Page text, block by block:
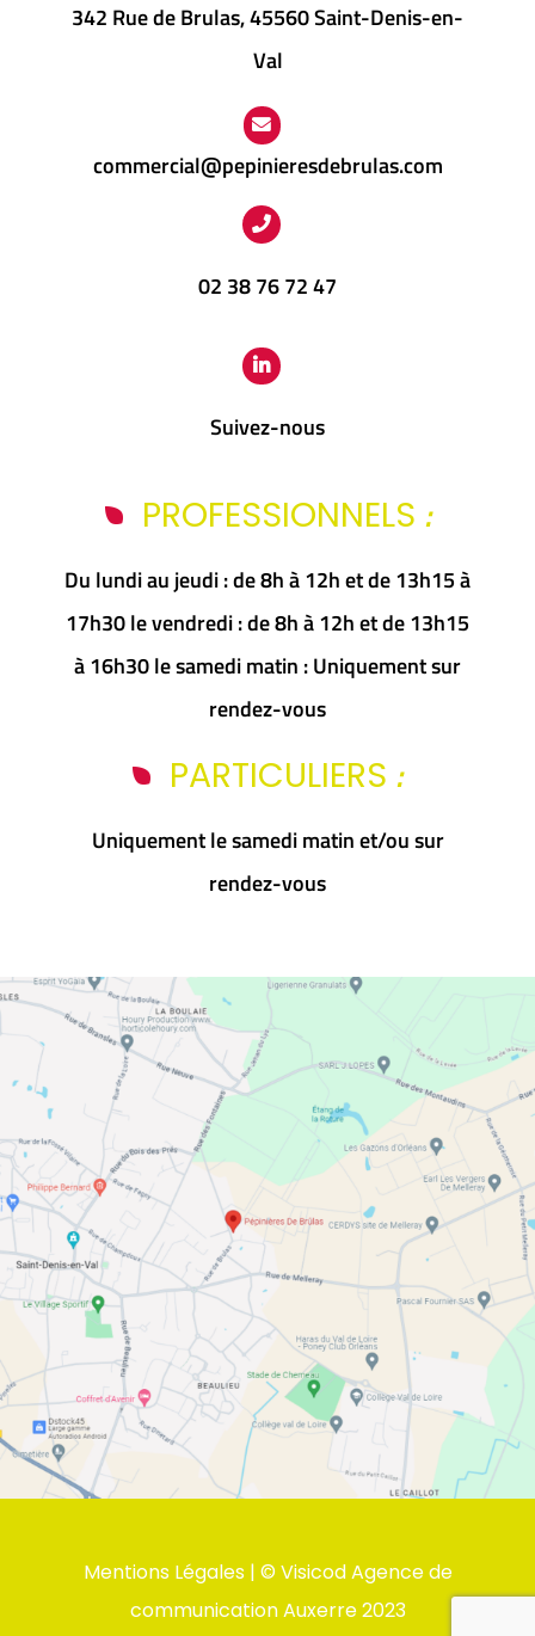
342 Rue de Brulas, 45560 Saint-Denis-en-
Val
commercial@pepinieresdebrulas.com
02 38 76 72 47
Suivez-nous
PROFESSIONNELS :
Du lundi au jeudi : de 8h à 12h et de 13h15 à
17h30 le vendredi : de 8h à 12h et de 13h15
à 16h30 le samedi matin : Uniquement sur
rendez-vous
PARTICULIERS :
Uniquement le samedi matin et/ou sur
rendez-vous
Mentions Légales| ©Visicod Agence de
communication Auxerre2023